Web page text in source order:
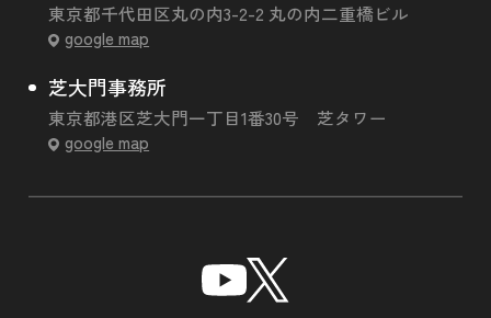
東京都千代田区丸の内3-2-2 丸の内二重橋ビル
google map
芝大門事務所
東京都港区芝大門一丁目1番30号 芝タワー
google map